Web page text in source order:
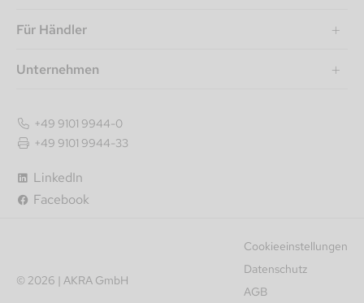
Für Händler
Unternehmen
LinkedIn
Facebook
+49 9101 9944-0
+49 9101 9944-33
© 2026 | AKRA GmbH
Cookieeinstellungen
Datenschutz
AGB